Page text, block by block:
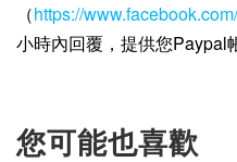
（https://
小時內回覆，提供您Paypal
您可能也喜歡